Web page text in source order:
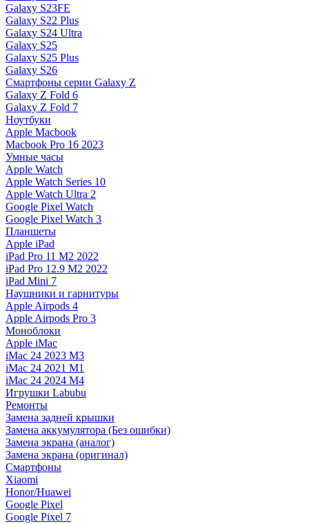
Galaxy S23FE
Galaxy S22 Plus
Galaxy S24 Ultra
Galaxy S25
Galaxy S25 Plus
Galaxy S26
Смартфоны серии Galaxy Z
Galaxy Z Fold 6
Galaxy Z Fold 7
Ноутбуки
Apple Macbook
Macbook Pro 16 2023
Умные часы
Apple Watch
Apple Watch Series 10
Apple Watch Ultra 2
Google Pixel Watch
Google Pixel Watch 3
Планшеты
Apple iPad
iPad Pro 11 M2 2022
iPad Pro 12.9 M2 2022
iPad Mini 7
Наушники и гарнитуры
Apple Airpods 4
Apple Airpods Pro 3
Моноблоки
Apple iMac
iMac 24 2023 M3
iMac 24 2021 M1
iMac 24 2024 M4
Игрушки Labubu
Ремонты
Замена задней крышки
Замена аккумулятора (Без ошибки)
Замена экрана (аналог)
Замена экрана (оригинал)
Смартфоны
Xiaomi
Honor/Huawei
Google Pixel
Google Pixel 7